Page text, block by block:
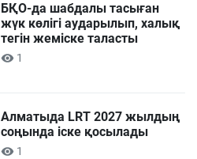
БҚО-да шабдалы тасыған
жүк көлігі аударылып, халық
тегін жеміске таласты
1
Алматыда LRT 2027 жылдың
соңында іске қосылады
1